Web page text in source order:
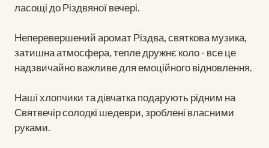
ласощі до Різдвяної вечері.
Неперевершений аромат Різдва, святкова музика,
затишна атмосфера, тепле дружнє коло - все це
надзвичайно важливе для емоційного відновлення.
Наші хлопчики та дівчатка подарують рідним на
Святвечір солодкі шедеври, зроблені власними
руками.